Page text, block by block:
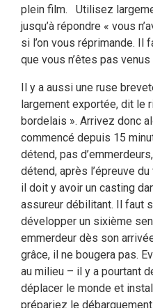
plein film. Utilisez
jusqu’à répondre « vous
si l’on vous réprimande. Il
que vous n’êtes pas
Il y a aussi une ruse
largement exportée, dit le
bordelais ». Arrivez donc
commencé depuis 15
détend, pas
détend, après l’épreuve
il doit y avoir un casting
assureur débilitant. Il faut
développer un sixième
emmerdeur dès son
grâce, il ne bougera pas.
au milieu – il y a pourtant
déplacer le monde et
prépariez le